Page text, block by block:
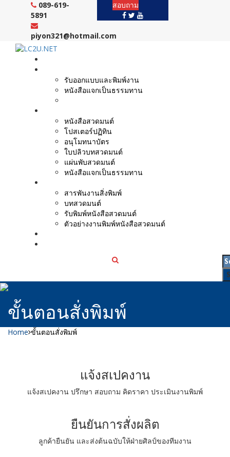
089-619-
5891
piyon321@hotmail.com
สอบถาม
รับออกแบบและพิมพ์งาน
หนังสือแจกเป็นธรรมทาน
หนังสือสวดมนต์
โปสเตอร์ปฏิทิน
อนุโมทนาบัตร
ใบปลิวบทสวดมนต์
แผ่นพับสวดมนต์
หนังสือแจกเป็นธรรมทาน
สารพันงานสิ่งพิมพ์
บทสวดมนต์
รับพิมพ์หนังสือสวดมนต์
ตัวอย่างงานพิมพ์หนังสือสวดมนต์
ขั้นตอนสั่งพิมพ์
Home ขั้นตอนสั่งพิมพ์
แจ้งสเปคงาน
แจ้งสเปคงาน ปรึกษา สอบถาม คิดราคา ประเมินงานพิมพ์
ยืนยันการสั่งผลิต
ลูกค้ายืนยัน และส่งต้นฉบับให้ฝ่ายศิลป์ของทีมงาน